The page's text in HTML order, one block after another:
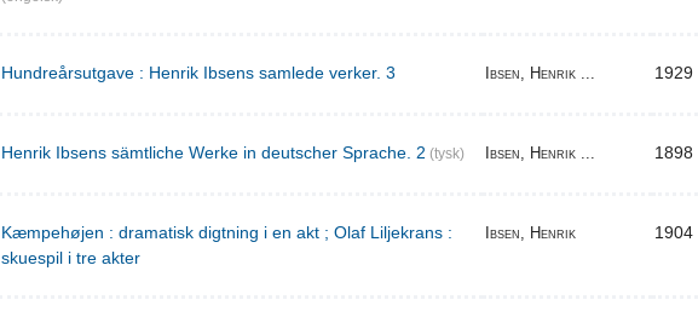
Hundreårsutgave : Henrik Ibsens samlede verker. 3 Ibsen, Henrik ... 1929
Henrik Ibsens sämtliche Werke in deutscher Sprache. 2 (tysk) Ibsen, Henrik ... 1898
Kæmpehøjen : dramatisk digtning i en akt ; Olaf Liljekrans :
skuespil i tre akter
Ibsen, Henrik 1904